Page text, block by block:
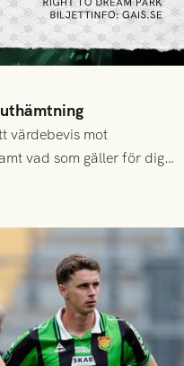
värdebevis mot
vad som gäller för dig